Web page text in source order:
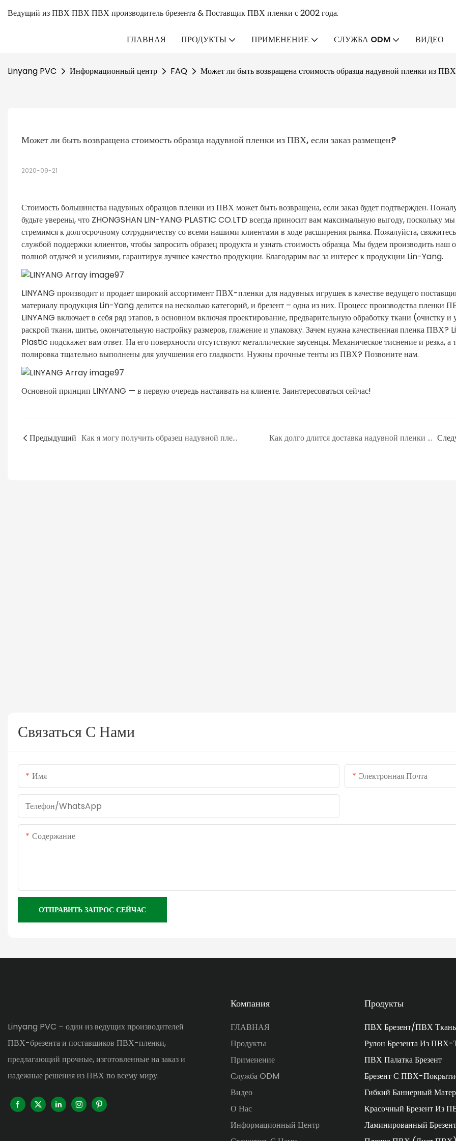
Ведущий из ПВХ ПВХ ПВХ производитель брезента & Поставщик ПВХ пленки с 2002 года.
ГЛАВНАЯ ПРОДУКТЫ ПРИМЕНЕНИЕ СЛУЖБА ODM ВИДЕО
Linyang PVC Информационный центр FAQ Может ли быть возвращена стоимость образца надувной пленки из
Может ли быть возвращена стоимость образца надувной пленки из ПВХ, если заказ размещен?
2020-09-21
Стоимость большинства надувных образцов пленки из ПВХ может быть возвращена, если заказ будет подтвержден.
будьте уверены, что ZHONGSHAN LIN-YANG PLASTIC CO.LTD всегда приносит вам максимальную выгоду, поскольку мы
стремимся к долгосрочному сотрудничеству со всеми нашими клиентами в ходе расширения рынка. Пожалуйста,
службой поддержки клиентов, чтобы запросить образец продукта и узнать стоимость образца. Мы будем производить наш
полной отдачей и усилиями, гарантируя лучшее качество продукции. Благодарим вас за интерес к продукции Lin-Yang.
LINYANG производит и продает широкий ассортимент ПВХ-пленки для надувных игрушек в качестве ведущего
материалу продукция Lin-Yang делится на несколько категорий, и брезент – одна из них. Процесс производства пленки
LINYANG включает в себя ряд этапов, в основном включая проектирование, предварительную обработку ткани (очистку и
раскрой ткани, шитье, окончательную настройку размеров, глажение и упаковку. Зачем нужна качественная пленка
Plastic подскажет вам ответ. На его поверхности отсутствуют металлические заусенцы. Механическое тиснение и резка, а
полировка тщательно выполнены для улучшения его гладкости. Нужны прочные тенты из ПВХ? Позвоните нам.
Основной принцип LINYANG — в первую очередь настаивать на клиенте. Заинтересоваться сейчас!
Предыдущий Как я могу получить образец надувной пленки ПВХ? Как долго длится доставка надувной пленки ПВХ?
Связаться С Нами
Имя Электронная Почта
Телефон/WhatsApp
Содержание
ОТПРАВИТЬ ЗАПРОС СЕЙЧАС
Linyang PVC – один из ведущих производителей
ПВХ-брезента и поставщиков ПВХ-пленки,
предлагающий прочные, изготовленные на заказ и
надежные решения из ПВХ по всему миру.
Компания
ГЛАВНАЯ
Продукты
Применение
Служба ODM
Видео
О Нас
Информационный Центр
Продукты
ПВХ Брезент/ПВХ Ткань
Рулон Брезента Из ПВХ-
ПВХ Палатка Брезент
Брезент С ПВХ-
Гибкий Баннерный
Красочный Брезент Из
Ламинированный